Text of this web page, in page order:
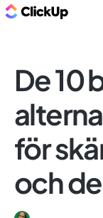
De 10
för
och